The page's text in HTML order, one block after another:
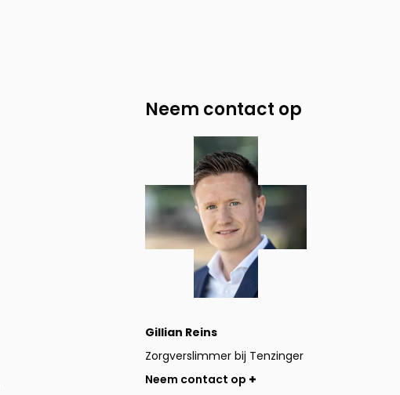
Neem contact op
Gillian Reins
Zorgverslimmer bij Tenzinger
contact
op
Neem contact op